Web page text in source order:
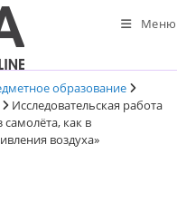
Меню
образование
Исследовательская работа
как в
воздуха»